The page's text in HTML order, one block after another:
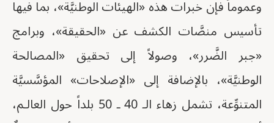
وعموماً فإن خبرات هذه «الهيئات الوطنيَّة»، بما فيها
تأسيس منصَّات الكشف عن «الحقيقة»، وبرامج
«جبر الضَّرر»، وصولاً إلى تحقيق «المصالحة
الوطنيَّة»، بالإضافة إلى «الإصلاحات» المؤسَّسيَّة
المتنوِّعة، تشمل زهاء الـ 40 ـ 50 بلداً حول العالـم،